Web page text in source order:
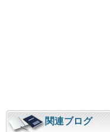
関連ブログ